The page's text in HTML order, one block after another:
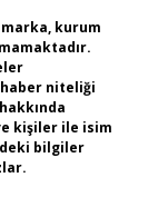
kurum
niteliği
kişiler ile isim
bilgiler